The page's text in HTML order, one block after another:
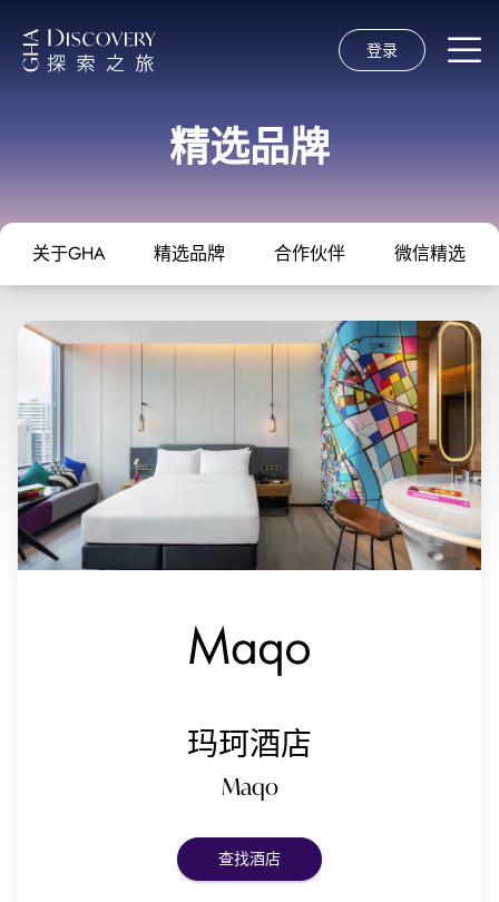
登录
精选品牌
关于GHA 精选品牌 合作伙伴 微信精选
玛珂酒店
Maqo
查找酒店